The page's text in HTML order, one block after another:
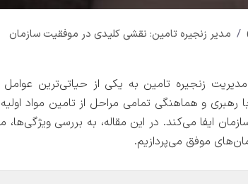
مدیر زنجیره تامین: نقشی کلیدی در موفقیت سازمان
زنجیره تامین به یکی از حیاتی‌ترین
رهبری و هماهنگی تمامی مراحل از تامین مواد
ایفا می‌کند. در این مقاله، به بررسی ویژگی‌ها،
موفق می‌پردازیم.